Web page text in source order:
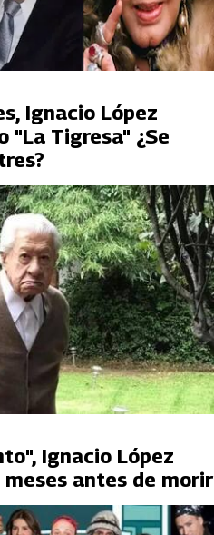
Ignacio López
"La Tigresa" ¿Se
Ignacio López
antes de morir